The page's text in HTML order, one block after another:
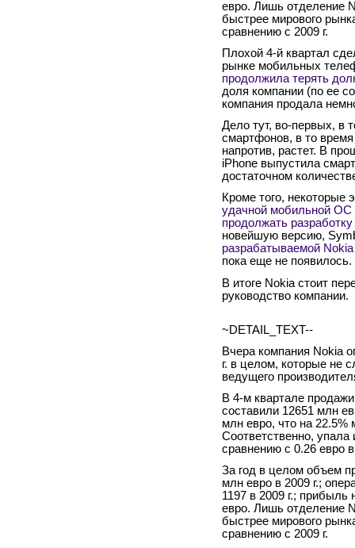
евро. Лишь отделение
быстрее мирового
сравнению с 2009 г.
Плохой 4-й квартал
рынке мобильных
продолжила терять
доля компании (по ее
компания продала
Дело тут, во-первых, в
смартфонов, в то
напротив, растет. В
iPhone выпустила
достаточном
Кроме того, некоторые
удачной мобильной ОС
продолжать
новейшую версию,
разрабатываемой
пока еще не появилось.
В итоге Nokia стоит
руководство компании.
~DETAIL_TEXT--
Вчера компания Nokia
г. в целом, которые не
ведущего
В 4-м квартале
составили 12651 млн
млн евро, что на 22.5%
Соответственно,
сравнению с 0.26 евро
За год в целом объем
млн евро в 2009 г.;
1197 в 2009 г.; прибыль
евро. Лишь отделение
быстрее мирового
сравнению с 2009 г.